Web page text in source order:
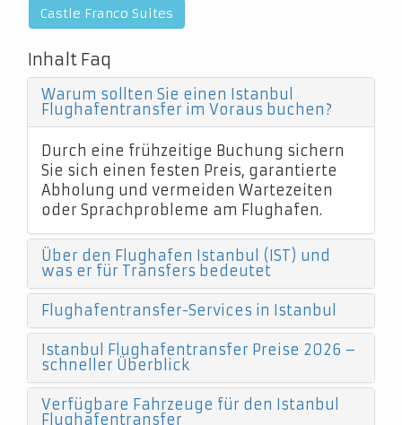
Castle Franco Suites
Inhalt Faq
Warum sollten Sie einen Istanbul
Flughafentransfer im Voraus buchen?
Durch eine frühzeitige Buchung sichern
Sie sich einen festen Preis, garantierte
Abholung und vermeiden Wartezeiten
oder Sprachprobleme am Flughafen.
Über den Flughafen Istanbul (IST) und
was er für Transfers bedeutet
Flughafentransfer-Services in Istanbul
Istanbul Flughafentransfer Preise 2026 –
schneller Überblick
Verfügbare Fahrzeuge für den Istanbul
Flughafentransfer